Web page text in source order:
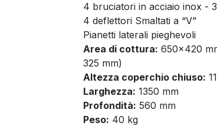
4 bruciatori in acciaio inox -
4 deflettori Smaltati a “V”
Pianetti laterali pieghevoli
Area di cottura: 650x420
325 mm)
Altezza coperchio chiuso:
Larghezza: 1350 mm
Profondità: 560 mm
Peso: 40 kg